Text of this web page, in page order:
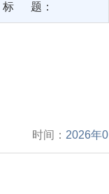
标 题：
时间： 2026年